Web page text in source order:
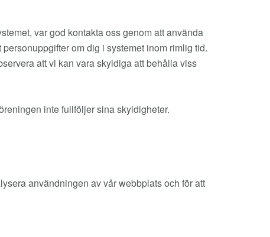
var god kontakta oss genom att använda
om dig i systemet inom rimlig tid.
att vi kan vara skyldiga att behålla viss
inte fullföljer sina skyldigheter.
användningen av vår webbplats och för att